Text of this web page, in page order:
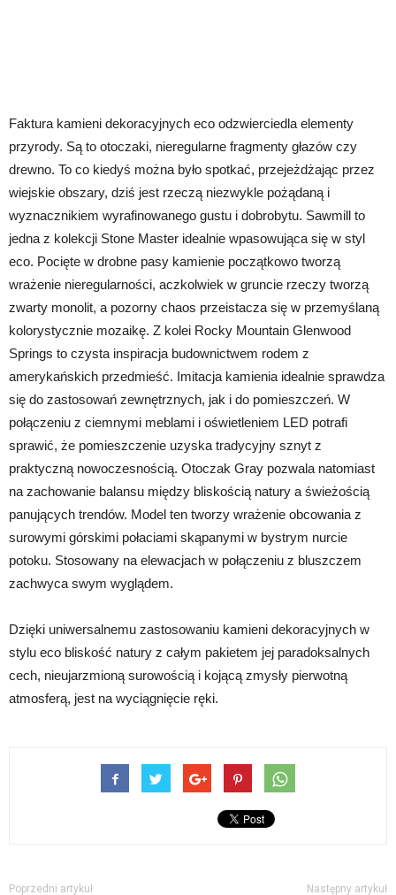
Faktura kamieni dekoracyjnych eco odzwierciedla elementy
przyrody. Są to otoczaki, nieregularne fragmenty głazów czy
drewno. To co kiedyś można było spotkać, przejeżdżając przez
wiejskie obszary, dziś jest rzeczą niezwykle pożądaną i
wyznacznikiem wyrafinowanego gustu i dobrobytu. Sawmill to
jedna z kolekcji Stone Master idealnie wpasowująca się w styl
eco. Pocięte w drobne pasy kamienie początkowo tworzą
wrażenie nieregularności, aczkolwiek w gruncie rzeczy tworzą
zwarty monolit, a pozorny chaos przeistacza się w przemyślaną
kolorystycznie mozaikę. Z kolei Rocky Mountain Glenwood
Springs to czysta inspiracja budownictwem rodem z
amerykańskich przedmieść. Imitacja kamienia idealnie sprawdza
się do zastosowań zewnętrznych, jak i do pomieszczeń. W
połączeniu z ciemnymi meblami i oświetleniem LED potrafi
sprawić, że pomieszczenie uzyska tradycyjny sznyt z
praktyczną nowoczesnością. Otoczak Gray pozwala natomiast
na zachowanie balansu między bliskością natury a świeżością
panujących trendów. Model ten tworzy wrażenie obcowania z
surowymi górskimi połaciami skąpanymi w bystrym nurcie
potoku. Stosowany na elewacjach w połączeniu z bluszczem
zachwyca swym wyglądem.
Dzięki uniwersalnemu zastosowaniu kamieni dekoracyjnych w
stylu eco bliskość natury z całym pakietem jej paradoksalnych
cech, nieujarzmioną surowością i kojącą zmysły pierwotną
atmosferą, jest na wyciągnięcie ręki.
Poprzedni artykuł Następny artykuł